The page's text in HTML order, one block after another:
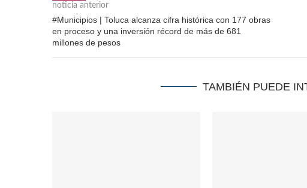
noticia anterior
#Municipios | Toluca alcanza cifra histórica con 177 obras
en proceso y una inversión récord de más de 681
millones de pesos
TAMBIÉN PUEDE